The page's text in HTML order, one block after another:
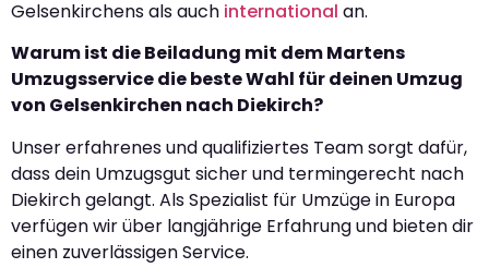
Gelsenkirchens als auch international an.
Warum ist die Beiladung mit dem Martens
Umzugsservice die beste Wahl für deinen Umzug
von Gelsenkirchen nach Diekirch?
Unser erfahrenes und qualifiziertes Team sorgt dafür,
dass dein Umzugsgut sicher und termingerecht nach
Diekirch gelangt. Als Spezialist für Umzüge in Europa
verfügen wir über langjährige Erfahrung und bieten dir
einen zuverlässigen Service.